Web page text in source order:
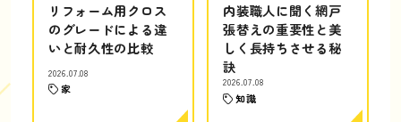
リフォーム用クロス
のグレードによる違
いと耐久性の比較
2026.07.08
家
内装職人に聞く網戸
張替えの重要性と美
しく長持ちさせる秘
訣
2026.07.08
知識